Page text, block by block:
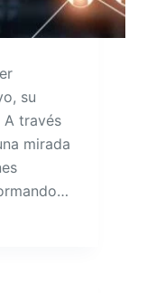
su
A través
mirada